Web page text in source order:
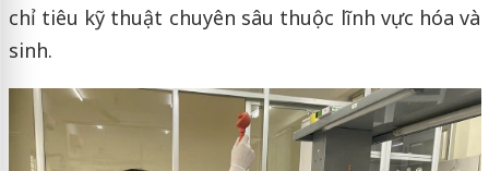
chỉ tiêu kỹ thuật chuyên sâu thuộc lĩnh vực hóa và
sinh.